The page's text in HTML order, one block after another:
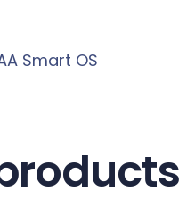
Smart OS